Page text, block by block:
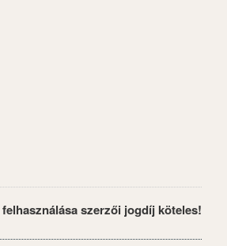
szerzői jogdíj köteles!